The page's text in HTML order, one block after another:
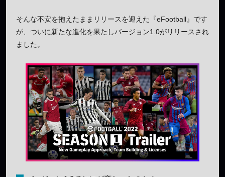
そんな不安を抱えたままリリースを迎えた『eFootball』です
が、ついに新たな進化を果たしバージョン1.0がリリースされ
ました。